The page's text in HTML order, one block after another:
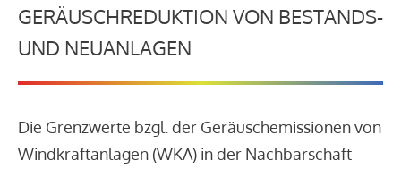
GERÄUSCHREDUKTION VON BESTANDS-
UND NEUANLAGEN
Die Grenzwerte bzgl. der Geräuschemissionen von
Windkraftanlagen (WKA) in der Nachbarschaft